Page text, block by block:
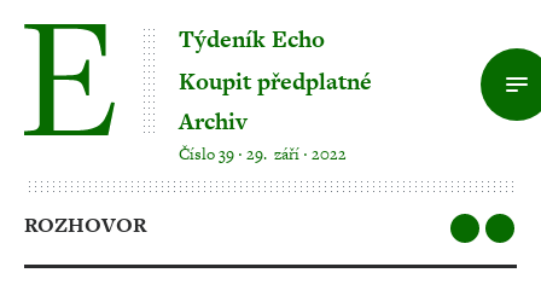
Týdeník Echo
Koupit předplatné
Archiv
Číslo 39 ‧ 29. září ‧ 2022
ROZHOVOR